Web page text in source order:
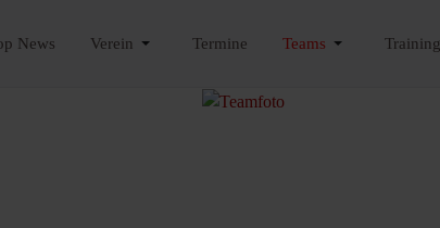
News Verein Termine Teams Training